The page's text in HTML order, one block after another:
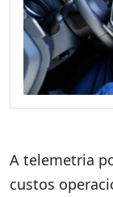
A telemetria
custos